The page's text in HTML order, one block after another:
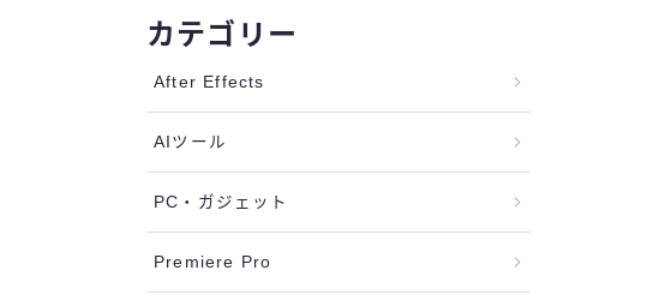
カテゴリー
After Effects
AIツール
PC・ガジェット
Premiere Pro